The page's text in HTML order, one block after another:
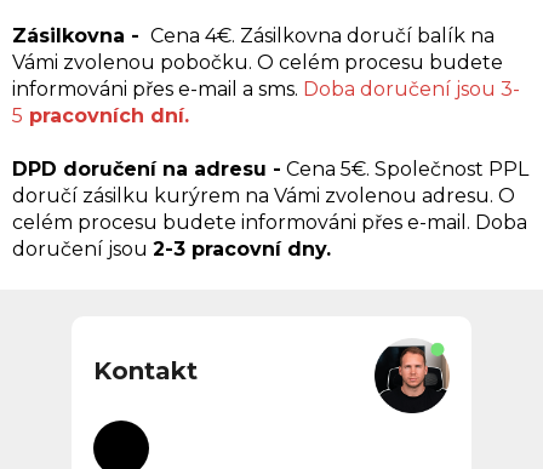
Zásilkovna - Cena 4€. Zásilkovna doručí balík na
Vámi zvolenou pobočku. O celém procesu budete
informováni přes e-mail a sms. Doba doručení jsou 3-
5 pracovních dní.
DPD doručení na adresu - Cena 5€. Společnost PPL
doručí zásilku kurýrem na Vámi zvolenou adresu. O
celém procesu budete informováni přes e-mail. Doba
doručení jsou 2-3 pracovní dny.
Kontakt